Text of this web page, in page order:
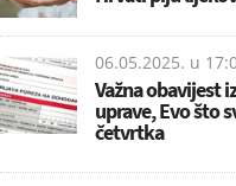
06.05.2025. u
Važna obavijest
uprave, Evo što
četvrtka